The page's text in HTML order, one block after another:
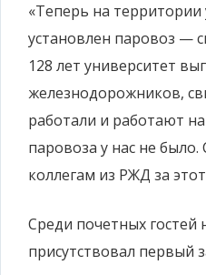
«Теперь на территории
установлен паровоз —
128 лет университет
железнодорожников,
работали и работают
паровоза у нас не
коллегам из РЖД за
Среди почетных
присутствовал первый